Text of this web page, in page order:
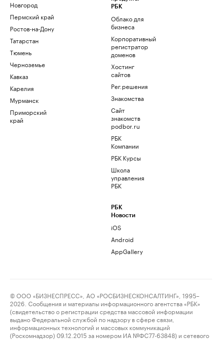
Новгород
Пермский край
Ростов-на-Дону
Татарстан
Тюмень
Черноземье
Кавказ
Карелия
Мурманск
Приморский
край
РБК
Облако для
бизнеса
Корпоративный
регистратор
доменов
Хостинг
сайтов
Рег.решения
Знакомства
Сайт
знакомств
podbor.ru
РБК
Компании
РБК Курсы
Школа
управления
РБК
РБК
Новости
iOS
Android
AppGallery
© ООО «БИЗНЕСПРЕСС», АО «РОСБИЗНЕСКОНСАЛТИНГ», 1995–
2026. Сообщения и материалы информационного агентства «РБК»
(свидетельство о регистрации средства массовой информации
выдано Федеральной службой по надзору в сфере связи,
информационных технологий и массовых коммуникаций
(Роскомнадзор) 09.12.2015 за номером ИА №ФС77-63848) и сетевого